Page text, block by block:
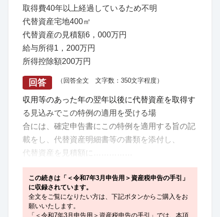
取得費40年以上経過しているため不明
代替資産宅地400㎡
代替資産の見積額6，000万円
給与所得1，200万円
所得控除額200万円
回答 （回答全文 文字数：350文字程度）
収用等のあった年の翌年以後に代替資産を取得す
る見込みでこの特例の適用を受ける場
合には、確定申告書にこの特例を適用する旨の記
載をし、代替資産明細書等の書類を添付し、
代替資産を見積額に……………
この続きは「＜令和7年3月申告用＞資産税申告の手引」
に収録されています。
全文をご覧になりたい方は、下記ボタンからご購入をお
願いいたします。
「＜令和7年3月申告用＞資産税申告の手引」では、本項